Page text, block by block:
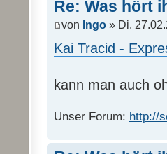
Re: Was hört
von Ingo » Di.
Kai Tracid -
kann man auch
Unser Forum: http://